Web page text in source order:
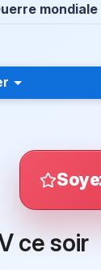
mondiale
ce soir